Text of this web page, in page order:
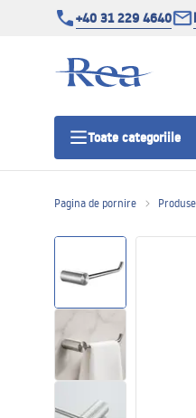
+40 31 229 4640
Toate categoriile
Usi pentru
Rigole Liniare
Pagina de pornire